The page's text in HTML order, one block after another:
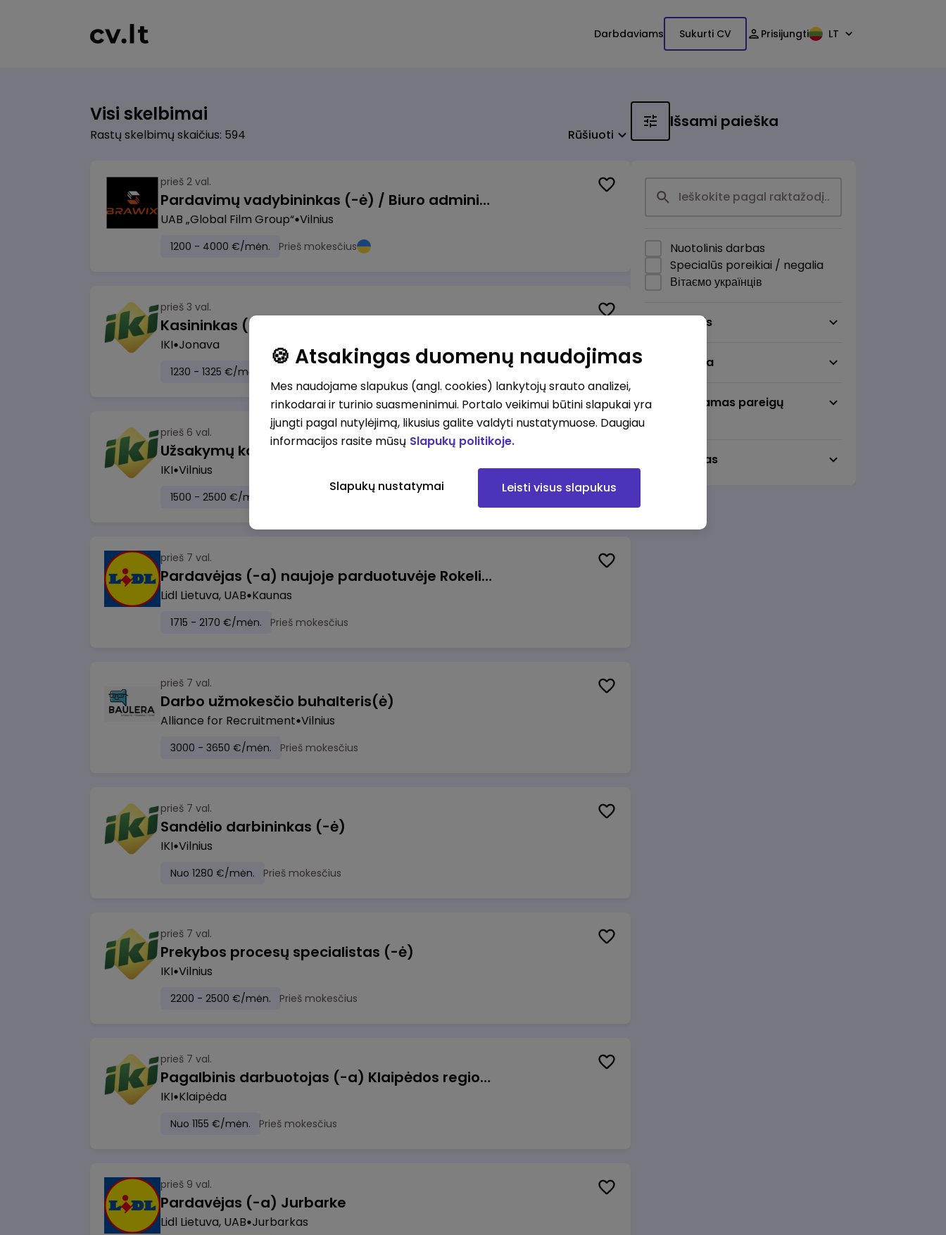
Darbdaviams Sukurti CV Prisijungti LT
Visi skelbimai
Rastų skelbimų skaičius: 594 Rūšiuoti
prieš 2 val.
Pardavimų vadybininkas (-ė) / Biuro administratorius (-ė) (B2B)
UAB „Global Film Group“ Vilnius
1200 - 4000 €/mėn. Prieš mokesčius
prieš 3 val.
IKI Jonava
1230 - 1325 €/mėn.
prieš 6 val.
Užsakymų komplektuotojas (-a) Vilniuje (Gariūnai)
IKI Vilnius
1500 - 2500 €/mėn. Prieš mokesčius
prieš 7 val.
Pardavėjas (-a) naujoje parduotuvėje Rokeliuose (NEMOKAMAS TRANSPORTAS)
Lidl Lietuva, UAB Kaunas
1715 - 2170 €/mėn. Prieš mokesčius
prieš 7 val.
Darbo užmokesčio buhalteris(ė)
Alliance for Recruitment Vilnius
3000 - 3650 €/mėn. Prieš mokesčius
prieš 7 val.
Sandėlio darbininkas (-ė)
IKI Vilnius
Nuo 1280 €/mėn. Prieš mokesčius
prieš 7 val.
Prekybos procesų specialistas (-ė)
IKI Vilnius
2200 - 2500 €/mėn. Prieš mokesčius
prieš 7 val.
Pagalbinis darbuotojas (-a) Klaipėdos regioninėje kepykloje (indų plovime)
IKI Klaipėda
Nuo 1155 €/mėn. Prieš mokesčius
prieš 9 val.
Pardavėjas (-a) Jurbarke
Lidl Lietuva, UAB Jurbarkas
Išsami paieška
Nuotolinis darbas
Specialūs poreikiai / negalia
Вітаємо українців
Darbo sritis
Darbo vieta
Pageidaujamas pareigų
Darbo laikas
🍪 Atsakingas duomenų naudojimas
Mes naudojame slapukus (angl. cookies) lankytojų srauto analizei,
rinkodarai ir turinio suasmeninimui. Portalo veikimui būtini slapukai yra
įjungti pagal nutylėjimą, likusius galite valdyti nustatymuose. Daugiau
informacijos rasite mūsų Slapukų politikoje.
Slapukų nustatymai Leisti visus slapukus